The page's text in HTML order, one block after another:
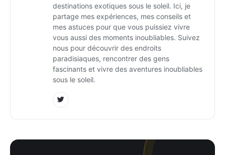
destinations exotiques sous le soleil. Ici, je
partage mes expériences, mes conseils et
mes astuces pour que vous puissiez vivre
vous aussi des moments inoubliables. Suivez
nous pour découvrir des endroits
paradisiaques, rencontrer des gens
fascinants et vivre des aventures inoubliables
sous le soleil.